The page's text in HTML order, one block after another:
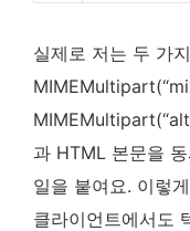
실제로 저는 두 가
과 HTML 본문을
일을 붙여요. 이렇
클라이언트에서도